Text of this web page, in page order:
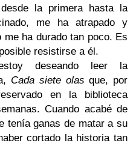
la primera hasta la
me ha atrapado y
ha durado tan poco. Es
resistirse a él.
deseando leer la
Cada siete olas que, por
en la biblioteca
Cuando acabé de
tenía ganas de matar a su
cortado la historia tan